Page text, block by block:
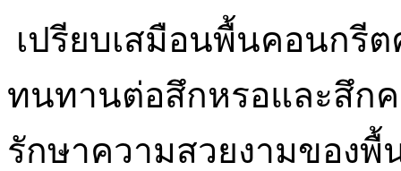
เปรียบเสมือนพื้นคอนก
ทนทานต่อสึกหรอและสึก
รักษาความสวยงามของพื้